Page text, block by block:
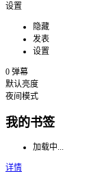
设置
隐藏
发表
设置
0 弹幕
默认亮度
夜间模式
我的书签
加载中...
详情